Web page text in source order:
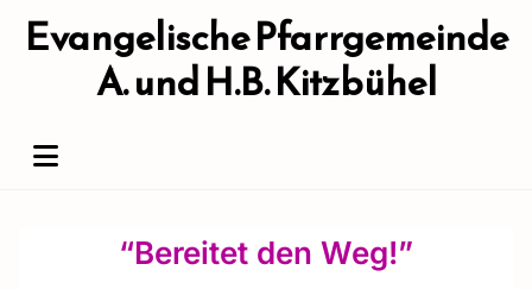
Evangelische Pfarrgemeinde
A. und H.B. Kitzbühel
“Bereitet den Weg!”